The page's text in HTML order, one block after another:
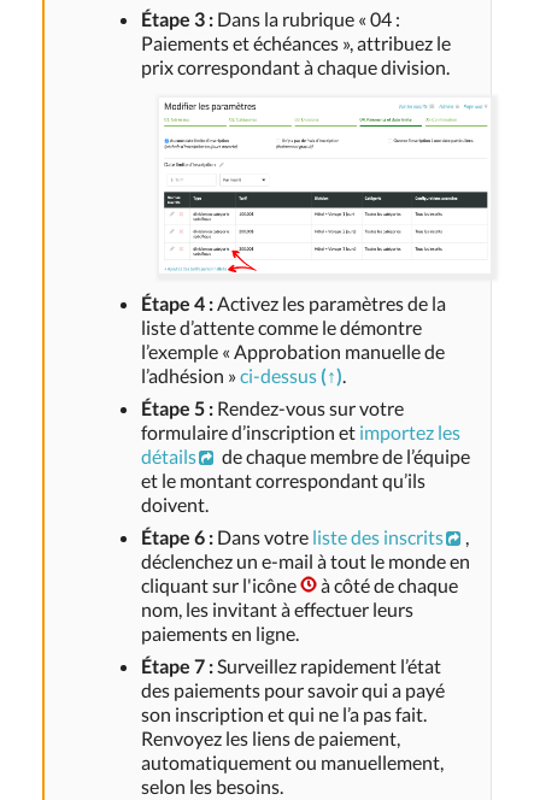
Étape 3 : Dans la rubrique « 04 :
Paiements et échéances », attribuez le
prix correspondant à chaque division.
Étape 4 :Activez les paramètres de la
liste d’attente comme le démontre
l’exemple « Approbation manuelle de
l’adhésion »ci-dessus(↑).
Étape 5 : Rendez-vous sur votre
formulaire d’inscription et importez les
détails
de chaque membre de l’équipe
et le montant correspondant qu’ils
doivent.
Étape 6 : Dans votre liste des inscrits
,
déclenchez un e-mail à tout le monde en
cliquant sur l'icône
à côté de chaque
nom, les invitant à effectuer leurs
paiements en ligne.
Étape 7 :Surveillez rapidement l’état
des paiements pour savoir qui a payé
son inscription et qui ne l’a pas fait.
Renvoyez les liens de paiement,
automatiquement ou manuellement,
selon les besoins.